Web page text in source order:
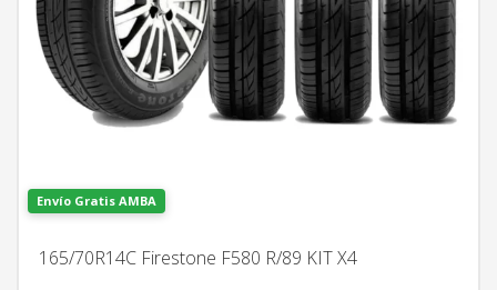
Envío Gratis AMBA
165/70R14C Firestone F580 R/89 KIT X4